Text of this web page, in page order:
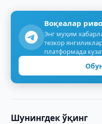
Воқеалар
Энг муҳим
тезкор
платформада
Шунингдек ўқинг